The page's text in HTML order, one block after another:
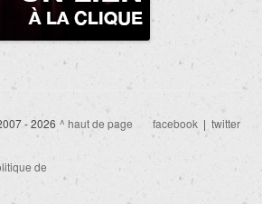
- 2026
de
^ haut de page facebook | twitter